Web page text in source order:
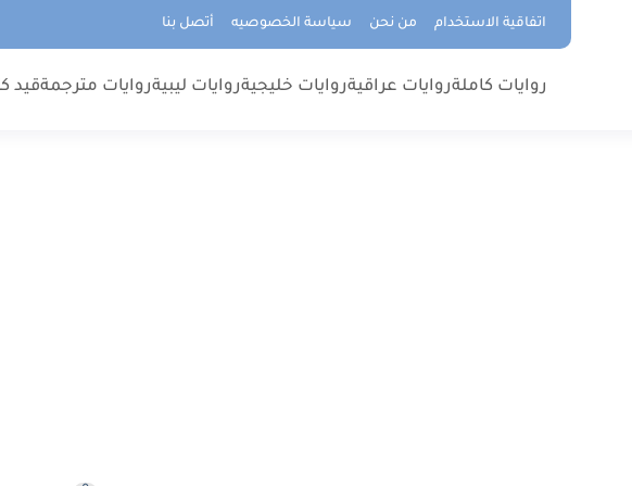
اتفاقية الاستخدام من نحن سياسة الخصوصيه أتصل بنا
روايات كاملةروايات عراقيةروايات خليجيةروايات ليبيةروايات مترجمةقيد